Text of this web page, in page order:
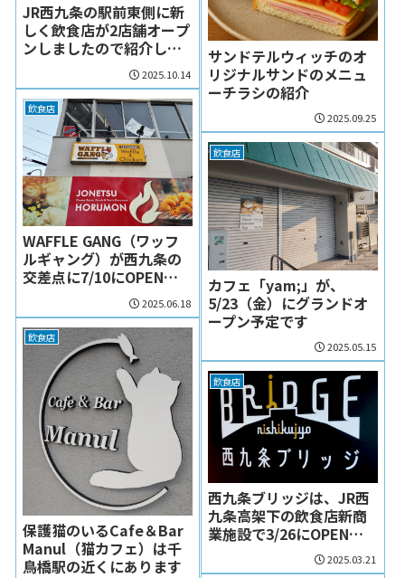
JR西九条の駅前東側に新
しく飲食店が2店舗オープ
ンしましたので紹介しま
2025.10.14
サンドテルウィッチのオ
リジナルサンドのメニュ
ーチラシの紹介
2025.09.25
飲食店
WAFFLE GANG（ワッフ
ルギャング）が西九条の
交差点に7/10にOPENし
2025.06.18
飲食店
カフェ「yam;」が、
5/23（金）にグランドオ
ープン予定です
2025.05.15
飲食店
保護猫のいるCafe＆Bar
Manul（猫カフェ）は千
鳥橋駅の近くにあります
飲食店
西九条ブリッジは、JR西
九条高架下の飲食店新商
業施設で3/26にOPENし
2025.03.21